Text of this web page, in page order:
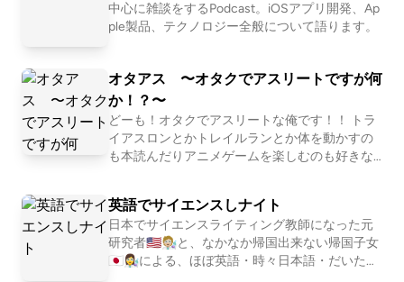
グ #あいどく でお口直しのご感想もお待ちしており
人、そして今まさに海外に住んでいる人にとっ
て、ちょっとした参考や気分転換になればうれ
す
中心に雑談をするPodcast。iOSアプリ開発、Ap
ple製品、テクノロジー全般について語ります。
オタアス 〜オタクでアスリートですが何
か！？〜
どーも！オタクでアスリートな俺です！！ トラ
イアスロンとかトレイルランとか体を動かすの
も本読んだりアニメゲームを楽しむのも好きな
ストしてくれると嬉しいです。 https://listen.sty
le/p/sharkn?e56sERa9
英語でサイエンスしナイト
日本でサイエンスライティング教師になった元
研究者🇺🇸🧑🏼‍🔬と、なかなか帰国出来ない帰国子女
🇯🇵👩‍🔬による、ほぼ英語・時々日本語・だいたい